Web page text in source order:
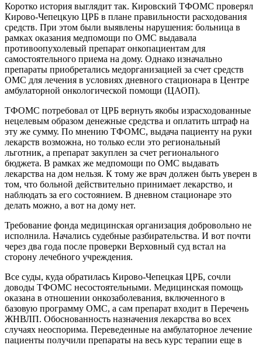
Коротко история выглядит так. Кировский ТФОМС проверял
Кирово-Чепецкую ЦРБ в плане правильности расходования
средств. При этом были выявлены нарушения: больница в
рамках оказания медпомощи по ОМС выдавала
противоопухолевый препарат онкопациентам для
самостоятельного приема на дому. Однако изначально
препараты приобретались медорганизацией за счет средств
ОМС для лечения в условиях дневного стационара в Центре
амбулаторной онкологической помощи (ЦАОП).
ТФОМС потребовал от ЦРБ вернуть якобы израсходованные
нецелевым образом денежные средства и оплатить штраф на
эту же сумму. По мнению ТФОМС, выдача пациенту на руки
лекарств возможна, но только если это региональный
льготник, а препарат закуплен за счет регионального
бюджета. В рамках же медпомощи по ОМС выдавать
лекарства на дом нельзя. К тому же врач должен быть уверен в
том, что больной действительно принимает лекарство, и
наблюдать за его состоянием. В дневном стационаре это
делать можно, а вот на дому нет.
Требование фонда медицинская организация добровольно не
исполнила. Начались судебные разбирательства. И вот почти
через два года после проверки Верховный суд встал на
сторону лечебного учреждения.
Все суды, куда обратилась Кирово-Чепецкая ЦРБ, сочли
доводы ТФОМС несостоятельными. Медицинская помощь
оказана в отношении онкозаболевания, включенного в
базовую программу ОМС, а сам препарат входит в Перечень
ЖНВЛП. Обоснованность назначения лекарства во всех
случаях неоспорима. Переведенные на амбулаторное лечение
пациенты получили препараты на весь курс терапии еще в